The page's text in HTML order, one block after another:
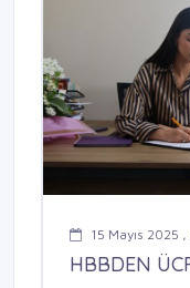
15 Mayıs 2025
HBBDEN